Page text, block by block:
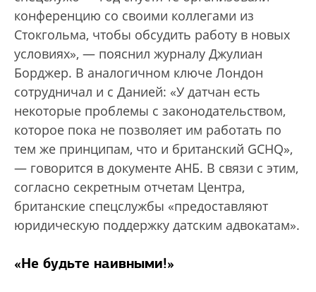
конференцию со своими коллегами из
Стокгольма, чтобы обсудить работу в новых
условиях», — пояснил журналу Джулиан
Борджер. В аналогичном ключе Лондон
сотрудничал и с Данией: «У датчан есть
некоторые проблемы с законодательством,
которое пока не позволяет им работать по
тем же принципам, что и британский GCHQ»,
— говорится в документе АНБ. В связи с этим,
согласно секретным отчетам Центра,
британские спецслужбы «предоставляют
юридическую поддержку датским адвокатам».
«Не будьте наивными!»